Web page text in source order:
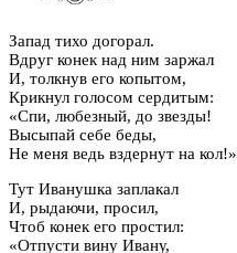
Запад тихо догорал.
Вдруг конек над ним заржал
И, толкнув его копытом,
Крикнул голосом сердитым:
«Спи, любезный, до звезды!
Высыпай себе беды,
Не меня ведь вздернут на кол!»
Тут Иванушка заплакал
И, рыдаючи, просил,
Чтоб конек его простил:
«Отпусти вину Ивану,